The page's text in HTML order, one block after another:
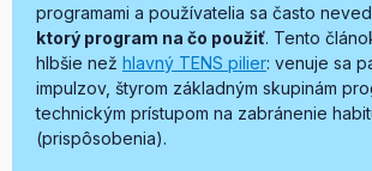
programami a používatelia sa často
ktorý program na čo použiť. Tento
hlbšie než hlavný TENS pilier: venuje sa
impulzov, štyrom základným skupinám
technickým prístupom na zabránenie
(prispôsobenia).